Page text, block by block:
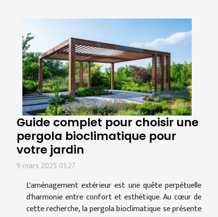
Guide complet pour choisir une
pergola bioclimatique pour
votre jardin
9 mars 2025 01:27
L'aménagement extérieur est une quête perpétuelle
d'harmonie entre confort et esthétique. Au cœur de
cette recherche, la pergola bioclimatique se présente